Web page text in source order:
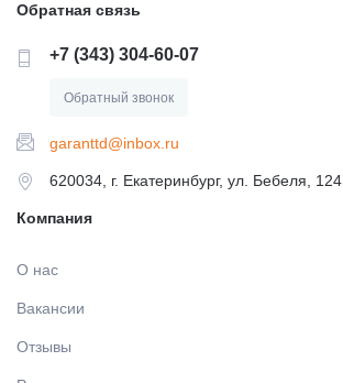
Обратная связь
+7 (343) 304-60-07
Обратный звонок
garanttd@inbox.ru
620034, г. Екатеринбург, ул. Бебеля, 124
Компания
О нас
Вакансии
Отзывы